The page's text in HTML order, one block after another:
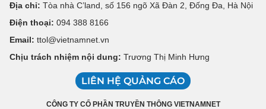
Địa chỉ: Tòa nhà C’land, số 156 ngõ Xã Đàn 2, Đống Đa, Hà Nội
Điện thoại: 094 388 8166
Email: ttol@vietnamnet.vn
Chịu trách nhiệm nội dung: Trương Thị Minh Hưng
LIÊN HỆ QUẢNG CÁO
CÔNG TY CỔ PHẦN TRUYỀN THÔNG VIETNAMNET